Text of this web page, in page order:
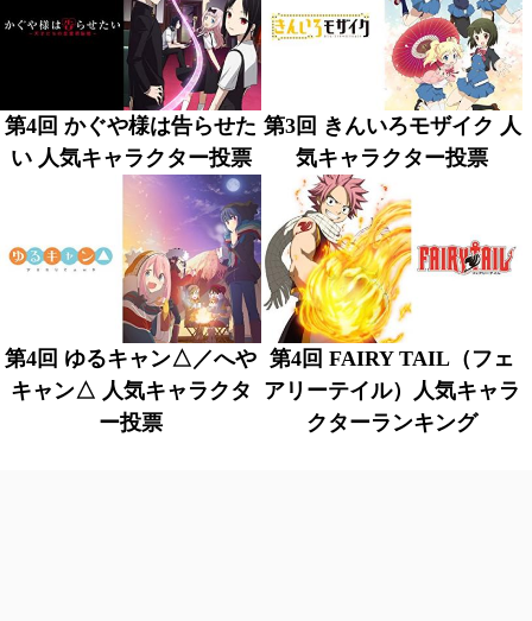
第4回 かぐや様は告らせた
い 人気キャラクター投票
第3回 きんいろモザイク 人
気キャラクター投票
第4回 ゆるキャン△／へや
キャン△ 人気キャラクタ
ー投票
第4回 FAIRY TAIL（フェ
アリーテイル）人気キャラ
クターランキング